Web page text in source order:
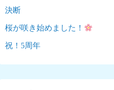
決断
桜が咲き始めました！
祝！5周年